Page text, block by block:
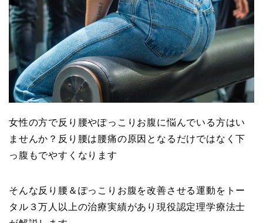
女性の方で反り腰やぽっこりお腹に悩んでいる方はい
ませんか？反り腰は腰痛の原因となるだけではなく下
っ腹もでやすくなります
そんな反り腰＆ぽっこりお腹を改善させる運動をトー
タル３万人以上の治療実績があり現役認定理学療法士